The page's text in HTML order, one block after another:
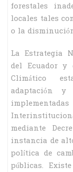
forestales
locales tales
o la
La Estrategia
del Ecuador y
Climático
adaptación
mediante
instancia de
política de
públicas.